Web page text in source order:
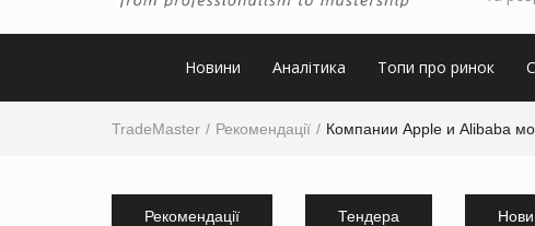
Новини Аналітика Топи про ринок
TradeMaster Рекомендації Компании Apple и Alibaba
Рекомендації Тендера